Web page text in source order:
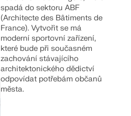
spadá do sektoru ABF
(Architecte des Bâtiments de
France). Vytvořit se má
moderní sportovní zařízení,
které bude při současném
zachování stávajícího
architektonického dědictví
odpovídat potřebám občanů
města.